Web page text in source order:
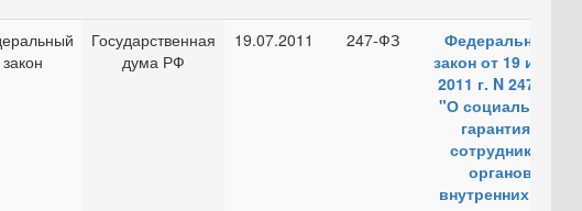
закон
Государственная
дума РФ
19.07.2011 247-ФЗ
Федеральный
закон от 19 июля
2011 г. N 247-ФЗ
"О социальных
гарантиях
сотрудникам
органов
внутренних дел